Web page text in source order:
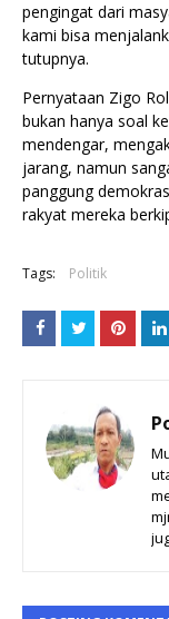
pengingat dari
kami bisa
tutupnya.
Pernyataan Zigo
bukan hanya soal
mendengar,
jarang, namun
panggung
rakyat mereka
Tags: Politik